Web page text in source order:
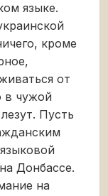
языке.
кроме
от
в чужой
Пусть
Донбассе.
на